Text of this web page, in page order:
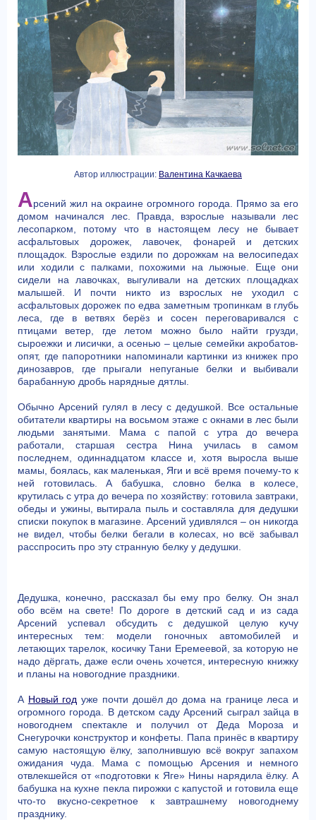
Автор иллюстрации: Валентина Качкаева
Арсений жил на окраине огромного города. Прямо за его
домом начинался лес. Правда, взрослые называли лес
лесопарком, потому что в настоящем лесу не бывает
асфальтовых дорожек, лавочек, фонарей и детских
площадок. Взрослые ездили по дорожкам на велосипедах
или ходили с палками, похожими на лыжные. Еще они
сидели на лавочках, выгуливали на детских площадках
малышей. И почти никто из взрослых не уходил с
асфальтовых дорожек по едва заметным тропинкам в глубь
леса, где в ветвях берёз и сосен переговаривался с
птицами ветер, где летом можно было найти грузди,
сыроежки и лисички, а осенью – целые семейки акробатов-
опят, где папоротники напоминали картинки из книжек про
динозавров, где прыгали непуганые белки и выбивали
барабанную дробь нарядные дятлы.
Обычно Арсений гулял в лесу с дедушкой. Все остальные
обитатели квартиры на восьмом этаже с окнами в лес были
людьми занятыми. Мама с папой с утра до вечера
работали, старшая сестра Нина училась в самом
последнем, одиннадцатом классе и, хотя выросла выше
мамы, боялась, как маленькая, Яги и всё время почему-то к
ней готовилась. А бабушка, словно белка в колесе,
крутилась с утра до вечера по хозяйству: готовила завтраки,
обеды и ужины, вытирала пыль и составляла для дедушки
списки покупок в магазине. Арсений удивлялся – он никогда
не видел, чтобы белки бегали в колесах, но всё забывал
расспросить про эту странную белку у дедушки.
Дедушка, конечно, рассказал бы ему про белку. Он знал
обо всём на свете! По дороге в детский сад и из сада
Арсений успевал обсудить с дедушкой целую кучу
интересных тем: модели гоночных автомобилей и
летающих тарелок, косичку Тани Еремеевой, за которую не
надо дёргать, даже если очень хочется, интересную книжку
и планы на новогодние праздники.
А Новый год уже почти дошёл до дома на границе леса и
огромного города. В детском саду Арсений сыграл зайца в
новогоднем спектакле и получил от Деда Мороза и
Снегурочки конструктор и конфеты. Папа принёс в квартиру
самую настоящую ёлку, заполнившую всё вокруг запахом
ожидания чуда. Мама с помощью Арсения и немного
отвлекшейся от «подготовки к Яге» Нины нарядила ёлку. А
бабушка на кухне пекла пирожки с капустой и готовила еще
что-то вкусно-секретное к завтрашнему новогоднему
празднику.